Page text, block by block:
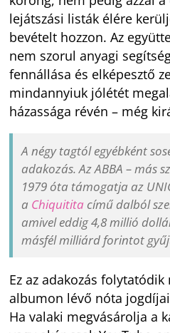
lejátszási listák élére
bevételt hozzon. Az
nem szorul anyagi
fennállása és elképesztő
mindannyiuk jólétét
házassága révén – még
A négy tagtól egyébként
adakozás. Az ABBA – más
1979 óta támogatja az
a Chiquitita című dalból
amivel eddig 4,8 millió
másfél milliárd forintot
Ez az adakozás
albumon lévő nóta
Ha valaki megvásárolja a